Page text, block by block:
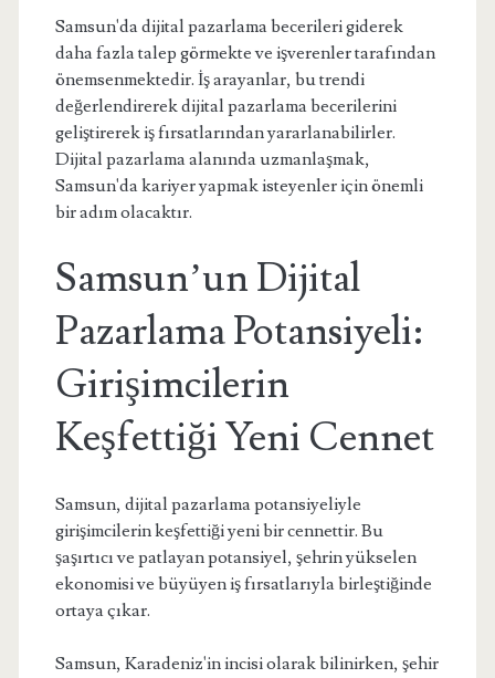
Samsun'da dijital pazarlama becerileri giderek
daha fazla talep görmekte ve işverenler tarafından
önemsenmektedir. İş arayanlar, bu trendi
değerlendirerek dijital pazarlama becerilerini
geliştirerek iş fırsatlarından yararlanabilirler.
Dijital pazarlama alanında uzmanlaşmak,
Samsun'da kariyer yapmak isteyenler için önemli
bir adım olacaktır.
Samsun’un Dijital
Pazarlama Potansiyeli:
Girişimcilerin
Keşfettiği Yeni Cennet
Samsun, dijital pazarlama potansiyeliyle
girişimcilerin keşfettiği yeni bir cennettir. Bu
şaşırtıcı ve patlayan potansiyel, şehrin yükselen
ekonomisi ve büyüyen iş fırsatlarıyla birleştiğinde
ortaya çıkar.
Samsun, Karadeniz'in incisi olarak bilinirken, şehir